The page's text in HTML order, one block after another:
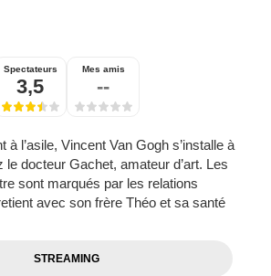
Spectateurs
3,5
Mes amis
--
à l’asile, Vincent Van Gogh s’installe à
docteur Gachet, amateur d’art. Les
sont marqués par les relations
avec son frère Théo et sa santé
STREAMING